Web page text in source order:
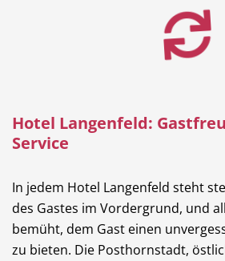
Freie
Stellenangebote
Hotel Langenfeld:
Service
In jedem Hotel Langenfeld steht
des Gastes im Vordergrund, und
bemüht, dem Gast einen
zu bieten. Die Posthornstadt,